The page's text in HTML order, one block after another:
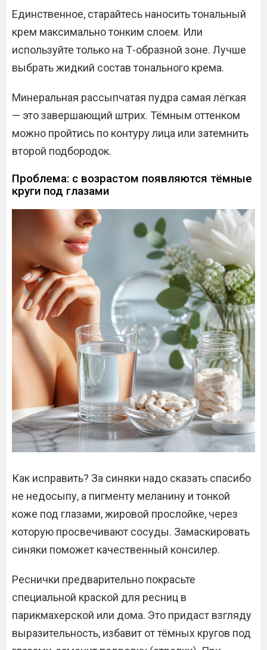
Единственное, старайтесь наносить тональный
крем максимально тонким слоем. Или
используйте только на Т-образной зоне. Лучше
выбрать жидкий состав тонального крема.
Минеральная рассыпчатая пудра самая лёгкая
— это завершающий штрих. Тёмным оттенком
можно пройтись по контуру лица или затемнить
второй подбородок.
Проблема: с возрастом появляются тёмные
круги под глазами
Как исправить? За синяки надо сказать спасибо
не недосыпу, а пигменту меланину и тонкой
коже под глазами, жировой прослойке, через
которую просвечивают сосуды. Замаскировать
синяки поможет качественный консилер.
Реснички предварительно покрасьте
специальной краской для ресниц в
парикмахерской или дома. Это придаст взгляду
выразительность, избавит от тёмных кругов под